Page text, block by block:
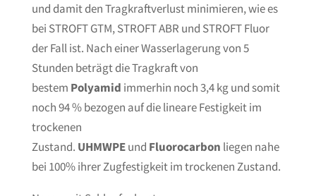
und damit den Tragkraftverlust minimieren, wie es
bei STROFT GTM, STROFT ABR und STROFT Fluor
der Fall ist. Nach einer Wasserlagerung von 5
Stunden beträgt die Tragkraft von
bestem Polyamid immerhin noch 3,4 kg und somit
noch 94 % bezogen auf die lineare Festigkeit im
trockenen
Zustand. UHMWPEund Fluorocarbon liegen nahe
bei 100% ihrer Zugfestigkeit im trockenen Zustand.